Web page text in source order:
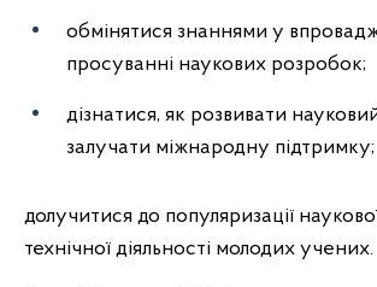
обмінятися знаннями у
просуванні наукових розробок;
дізнатися, як розвивати
залучати міжнародну підтримку;
долучитися до популяризації
технічної діяльності молодих учених.